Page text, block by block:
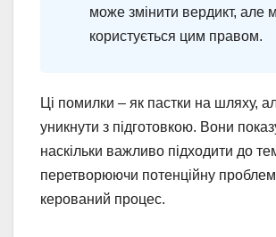
може змінити вердикт, але
користується цим правом.
Ці помилки – як пастки на шляху,
уникнути з підготовкою. Вони
наскільки важливо підходити до
перетворюючи потенційну
керований процес.